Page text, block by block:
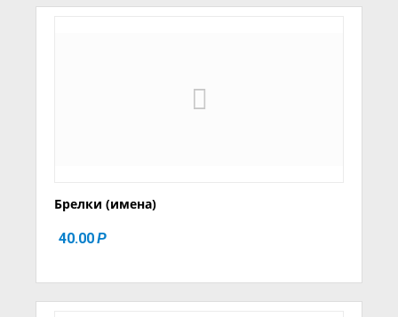
Брелки (имена)
40.00Р